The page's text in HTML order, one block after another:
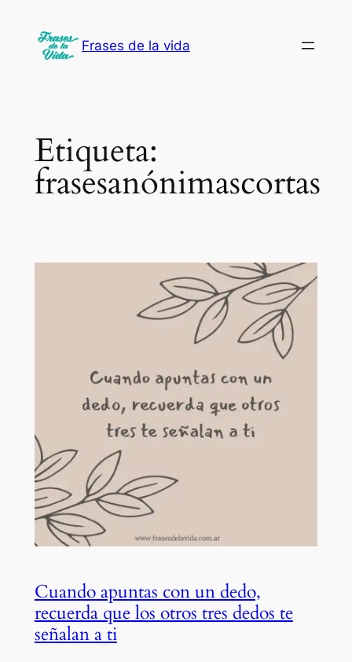
contenido
Frases de la vida
Etiqueta:
frasesanónimascortas
Cuando apuntas con un dedo,
recuerda que los otros tres dedos te
señalan a ti